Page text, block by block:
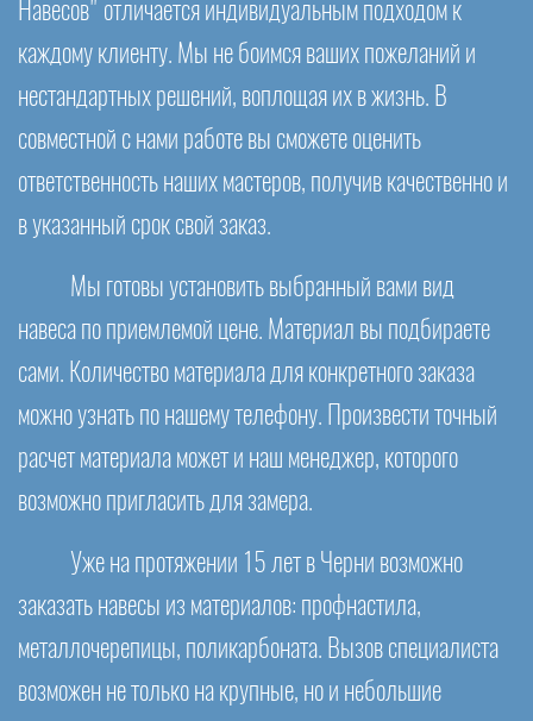
Навесов" отличается индивидуальным подходом к
каждому клиенту. Мы не боимся ваших пожеланий и
нестандартных решений, воплощая их в жизнь. В
совместной с нами работе вы сможете оценить
ответственность наших мастеров, получив качественно и
в указанный срок свой заказ.
Мы готовы установить выбранный вами вид
навеса по приемлемой цене. Материал вы подбираете
сами. Количество материала для конкретного заказа
можно узнать по нашему телефону. Произвести точный
расчет материала может и наш менеджер, которого
возможно пригласить для замера.
Уже на протяжении 15 лет в Черни возможно
заказать навесы из материалов: профнастила,
металлочерепицы, поликарбоната. Вызов специалиста
возможен не только на крупные, но и небольшие